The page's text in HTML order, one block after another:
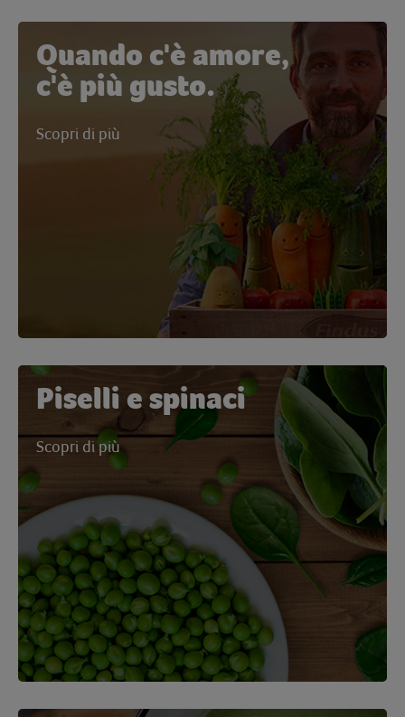
Quando c'è amore,
c'è più gusto.
Scopri di più
Piselli e spinaci
Scopri di più